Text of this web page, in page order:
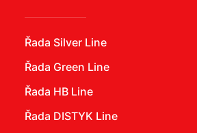
Řada Silver Line
Řada Green Line
Řada HB Line
Řada DISTYK Line